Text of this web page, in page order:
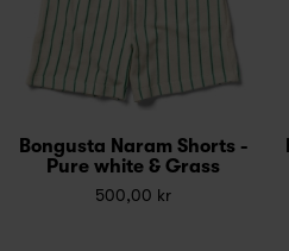
Bongusta Naram Shorts -
Pure white & Grass
500,00 kr